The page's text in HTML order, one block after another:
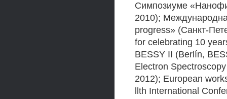
Симпозиуме
2010);
progress» (Санкт-
for celebrating 10
BESSY II (Berlín,
Electron
2012); European
llth International